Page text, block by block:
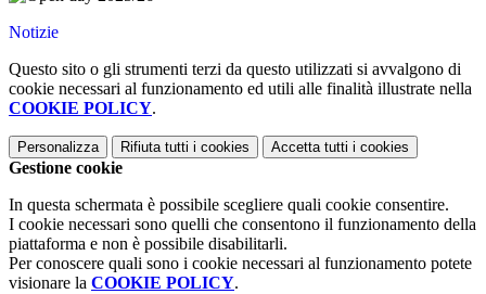
Notizie
Questo sito o gli strumenti terzi da questo utilizzati si avvalgono di
cookie necessari al funzionamento ed utili alle finalità illustrate nella
COOKIE POLICY.
Personalizza Rifiuta tutti i cookies Accetta tutti i cookies
Gestione cookie
In questa schermata è possibile scegliere quali cookie consentire.
I cookie necessari sono quelli che consentono il funzionamento della
piattaforma e non è possibile disabilitarli.
Per conoscere quali sono i cookie necessari al funzionamento potete
visionare la COOKIE POLICY.